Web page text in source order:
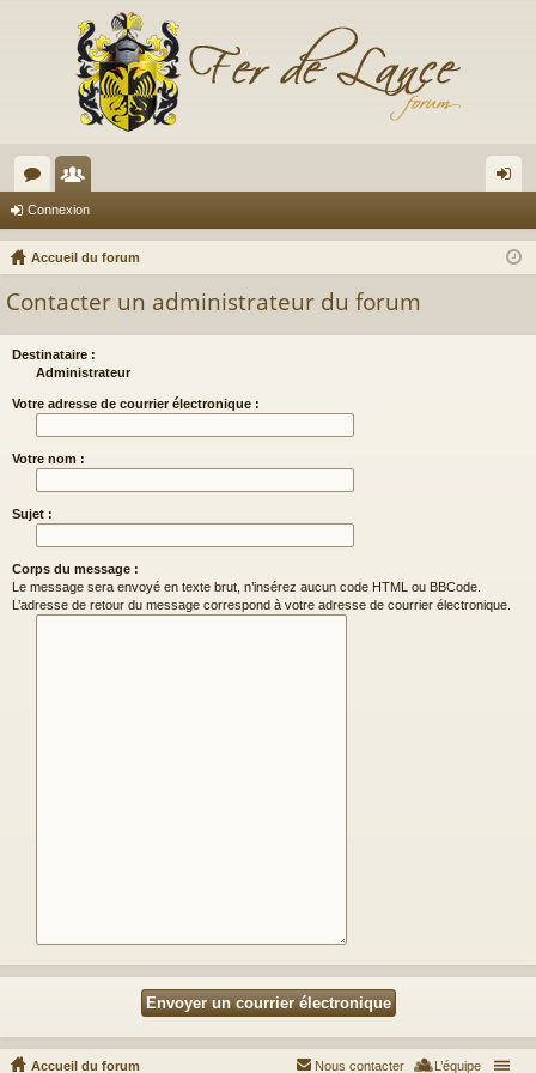
or
u
e
m ne
Connexion
Accueil du forum
Contacter un administrateur du forum
Destinataire :
Administrateur
Votre adresse de courrier électronique :
Votre nom :
Sujet :
Corps du message :
Le message sera envoyé en texte brut, n’insérez aucun code HTML ou BBCode.
L’adresse de retour du message correspond à votre adresse de courrier électronique.
Accueil du forum L’équipe
Nous contacter